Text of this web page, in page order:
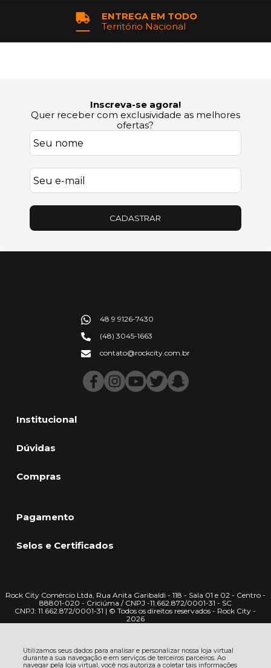
Utilizamos seus dados para analisar e personalizar nossa loja virtual
durante a sua navegação e em serviços de terceiros parceiros. Ao
navegar pela loja virtual, você nos autoriza a coletar tais informações
ENTREGA EM TODO
Território Nacional
Inscreva-se agora!
Quer receber com exclusividade as melhores
ofertas?
CADASTRAR
Institucional
Dúvidas
Compras
48 9 9126-7430
(48) 3045-1663
contato@rockcity.com.br
Pagamento
Selos e Certificados
Rock City Comércio Ltda, Rua Anita Garibaldi - 118 - Sala 01 e 02 - Centro -
88801-020 - Criciúma / CNPJ -11.662.872/0001-31 - SC
CNPJ: 11.662.872/0001-31 | © Todos os direitos reservados - Rock City -
2026